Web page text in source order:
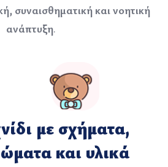
συναισθηματική και νοητική
ανάπτυξη.
με σχήματα,
και υλικά